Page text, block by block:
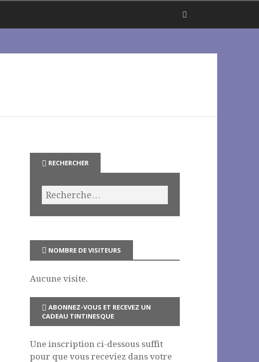
RECHERCHER
NOMBRE DE VISITEURS
Aucune visite.
ABONNEZ-VOUS ET RECEVEZ UN
CADEAU TINTINESQUE
Une inscription ci-dessous suffit
pour que vous receviez dans votre